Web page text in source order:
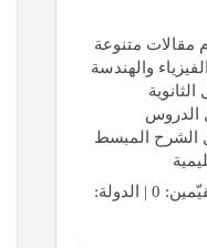
مقالات متنوعة
والهندسة
الدروس
الشرح المبسط